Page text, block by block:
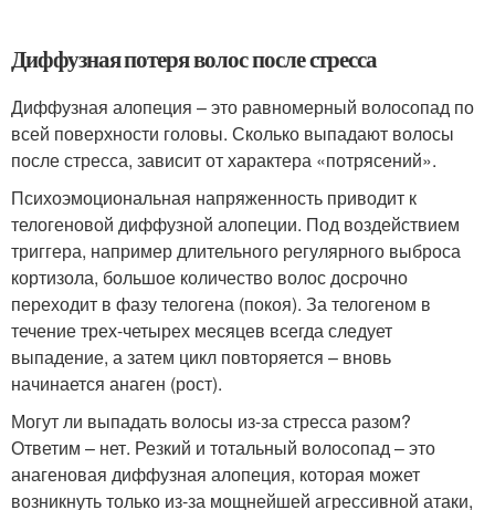
Диффузная потеря волос после стресса
Диффузная алопеция – это равномерный волосопад по
всей поверхности головы. Сколько выпадают волосы
после стресса, зависит от характера «потрясений».
Психоэмоциональная напряженность приводит к
телогеновой диффузной алопеции. Под воздействием
триггера, например длительного регулярного выброса
кортизола, большое количество волос досрочно
переходит в фазу телогена (покоя). За телогеном в
течение трех-четырех месяцев всегда следует
выпадение, а затем цикл повторяется – вновь
начинается анаген (рост).
Могут ли выпадать волосы из-за стресса разом?
Ответим – нет. Резкий и тотальный волосопад – это
анагеновая диффузная алопеция, которая может
возникнуть только из-за мощнейшей агрессивной атаки,